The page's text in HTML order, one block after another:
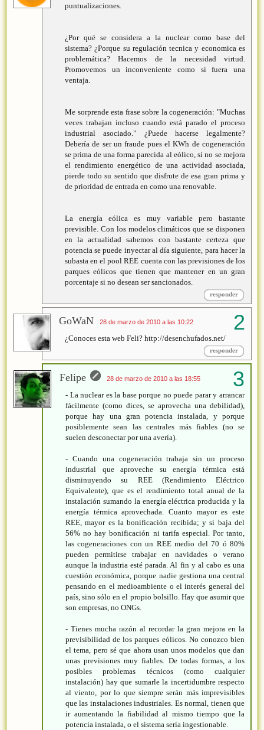
puntualizaciones.
¿Por qué se considera a la nuclear como base del
sistema? ¿Porque su regulación tecnica y economica es
problemática? Hacemos de la necesidad virtud.
Promovemos un inconveniente como si fuera una
ventaja.
Me sorprende esta frase sobre la cogeneración: "Muchas
veces trabajan incluso cuando está parado el proceso
industrial asociado." ¿Puede hacerse legalmente?
Debería de ser un fraude pues el KWh de cogeneración
se prima de una forma parecida al eólico, si no se mejora
el rendimiento energético de una actividad asociada,
pierde todo su sentido que disfrute de esa gran prima y
de prioridad de entrada en como una renovable.
La energía eólica es muy variable pero bastante
previsible. Con los modelos climáticos que se disponen
en la actualidad sabemos con bastante certeza que
potencia se puede inyectar al día siguiente, para hacer la
subasta en el pool REE cuenta con las previsiones de los
parques eólicos que tienen que mantener en un gran
porcentaje si no desean ser sancionados.
responder
GoWaN 28 de marzo de 2010 a las 10:22
¿Conoces esta web Feli? http://desenchufados.net/
responder
Felipe 28 de marzo de 2010 a las 18:55
- La nuclear es la base porque no puede parar y arrancar
fácilmente (como dices, se aprovecha una debilidad),
porque hay una gran potencia instalada, y porque
posiblemente sean las centrales más fiables (no se
suelen desconectar por una avería).
- Cuando una cogeneración trabaja sin un proceso
industrial que aproveche su energía térmica está
disminuyendo su REE (Rendimiento Eléctrico
Equivalente), que es el rendimiento total anual de la
instalación sumando la energía eléctrica producida y la
energía térmica aprovechada. Cuanto mayor es este
REE, mayor es la bonificación recibida; y si baja del
56% no hay bonificación ni tarifa especial. Por tanto,
las cogeneraciones con un REE medio del 70 ó 80%
pueden permitirse trabajar en navidades o verano
aunque la industria esté parada. Al fin y al cabo es una
cuestión económica, porque nadie gestiona una central
pensando en el medioambiente o el interés general del
país, sino sólo en el propio bolsillo. Hay que asumir que
son empresas, no ONGs.
- Tienes mucha razón al recordar la gran mejora en la
previsibilidad de los parques eólicos. No conozco bien
el tema, pero sé que ahora usan unos modelos que dan
unas previsiones muy fiables. De todas formas, a los
posibles problemas técnicos (como cualquier
instalación) hay que sumarle la incertidumbre respecto
al viento, por lo que siempre serán más imprevisibles
que las instalaciones industriales. Es normal, tienen que
ir aumentando la fiabilidad al mismo tiempo que la
potencia instalada, o el sistema sería ingestionable.